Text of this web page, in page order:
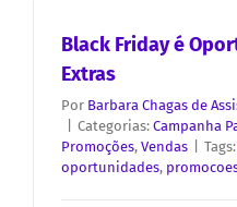
Black Friday é
Extras
Por Barbara Chagas de
Categorias: Campanha
Promoções, Vendas Tags:
oportunidades,